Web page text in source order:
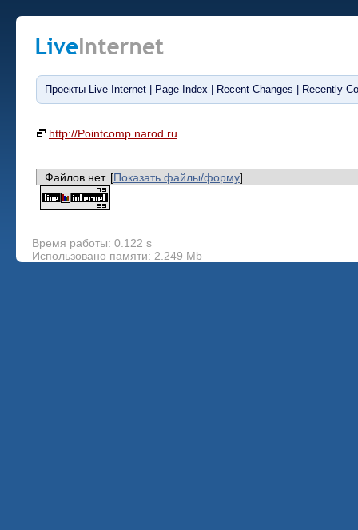
Проекты Live Internet Page Index Recent Changes Recently
http://Pointcomp.narod.ru
Файлов нет. [Показать файлы/форму]
Время работы: 0.122 s
Использовано памяти: 2.249 Mb